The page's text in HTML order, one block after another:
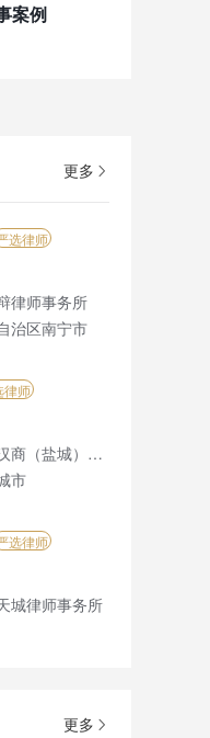
案例
更多
选律师
律师事务所
治区南宁市
律师
上海博和汉商（盐城）律师事务所 瀛动力刑辩团队
市
选律师
城律师事务所
更多